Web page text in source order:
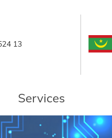
13
Services